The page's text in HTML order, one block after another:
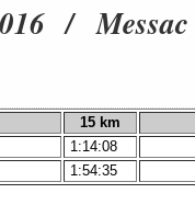
/
15 km
1:14:08
1:54:35